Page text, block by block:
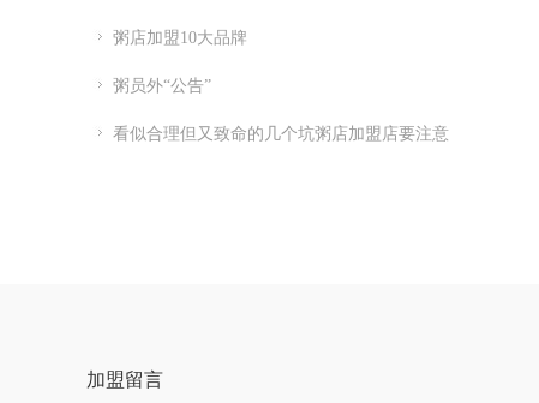
粥店加盟10大品牌
粥员外“公告”
看似合理但又致命的几个坑粥店加盟店要注意
加盟留言